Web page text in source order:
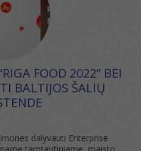
FOOD 2022” BEI
BALTIJOS ŠALIŲ
dalyvauti Enterprise